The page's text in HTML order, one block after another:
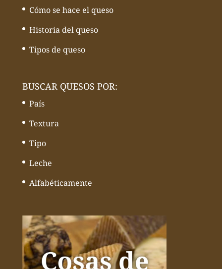
Cómo se hace el queso
Historia del queso
Tipos de queso
BUSCAR QUESOS POR:
País
Textura
Tipo
Leche
Alfabéticamente